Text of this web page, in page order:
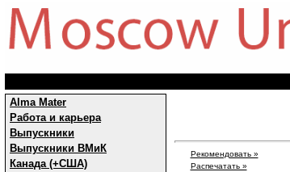
Alma Mater
Работа и карьера
Выпускники
Выпускники ВМиК
Канада (+США)
Рекомендовать »
Распечатать »